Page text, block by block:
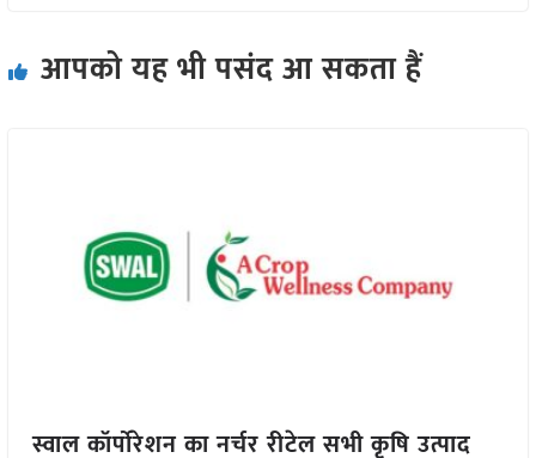
आपको यह भी पसंद आ सकता हैं
स्वाल कॉर्पोरेशन का नर्चर रीटेल सभी कृषि उत्पाद